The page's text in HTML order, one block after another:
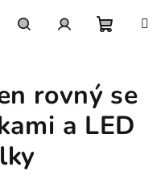
košík
rovný se
a LED